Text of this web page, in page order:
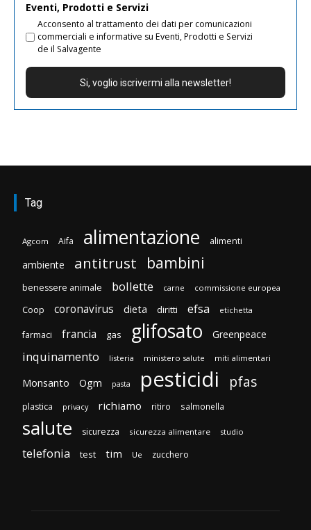
Eventi, Prodotti e Servizi
Acconsento al trattamento dei dati per comunicazioni
commerciali e informative su Eventi, Prodotti e Servizi
de il Salvagente
Tag
Agcom Aifa alimentazione alimenti
ambiente antitrust bambini
benessere animale bollette carne commissione europea
Coop coronavirus dieta diritti efsa etichetta
farmaci francia gas glifosato Greenpeace
inquinamento listeria ministero salute miti alimentari
Monsanto Ogm pasta pesticidi pfas
plastica privacy richiamo ritiro salmonella
salute sicurezza sicurezza alimentare studio
telefonia test tim Ue zucchero